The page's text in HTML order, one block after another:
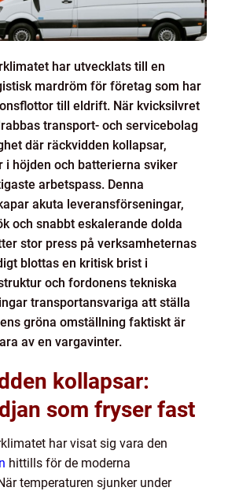
har utvecklats till en
mardröm för företag som har
till eldrift. När kvicksilvret
transport- och servicebolag
där räckvidden kollapsar,
i höjden och batterierna sviker
arbetspass. Denna
akuta leveransförseningar,
och snabbt eskalerande dolda
stor press på verksamheternas
blottas en kritisk brist i
och fordonens tekniska
transportansvariga att ställa
gröna omställning faktiskt är
av en vargavinter.
kollapsar:
som fryser fast
har visat sig vara den
hittills för de moderna
temperaturen sjunker under